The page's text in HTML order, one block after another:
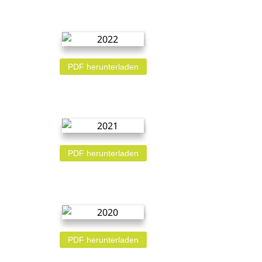
PDF herunterladen
PDF herunterladen
PDF herunterladen